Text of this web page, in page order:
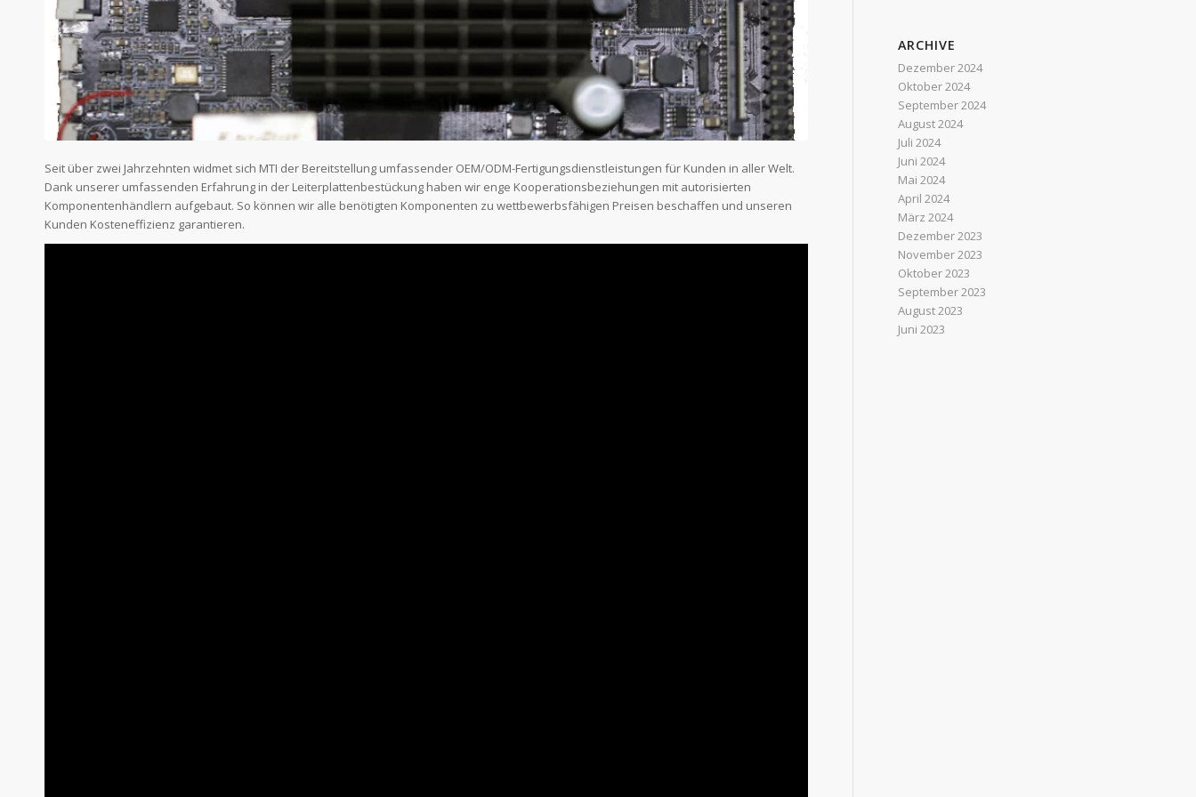
Seit über zwei Jahrzehnten widmet sich MTI der Bereitstellung umfassender OEM/ODM-Fertigungsdienstleistungen für Kunden in aller Welt.
Dank unserer umfassenden Erfahrung in der Leiterplattenbestückung haben wir enge Kooperationsbeziehungen mit autorisierten
Komponentenhändlern aufgebaut. So können wir alle benötigten Komponenten zu wettbewerbsfähigen Preisen beschaffen und unseren
Kunden Kosteneffizienz garantieren.
ARCHIVE
Dezember 2024
Oktober 2024
September 2024
August 2024
Juli 2024
Juni 2024
Mai 2024
April 2024
März 2024
Dezember 2023
November 2023
Oktober 2023
September 2023
August 2023
Juni 2023